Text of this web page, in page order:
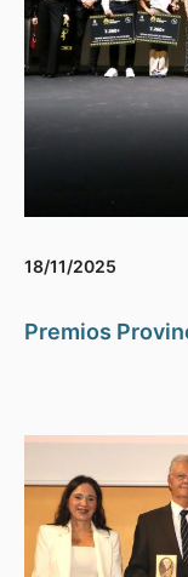
18/11/2025
Premios